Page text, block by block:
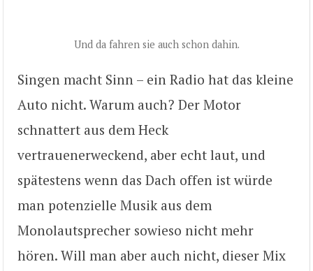
Und da fahren sie auch schon dahin.
Singen macht Sinn – ein Radio hat das kleine
Auto nicht. Warum auch? Der Motor
schnattert aus dem Heck
vertrauenerweckend, aber echt laut, und
spätestens wenn das Dach offen ist würde
man potenzielle Musik aus dem
Monolautsprecher sowieso nicht mehr
hören. Will man aber auch nicht, dieser Mix